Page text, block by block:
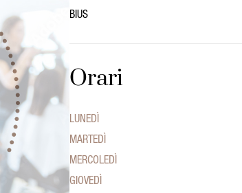
BIUS
Orari
LUNEDÌ
MARTEDÌ
MERCOLEDÌ
GIOVEDÌ